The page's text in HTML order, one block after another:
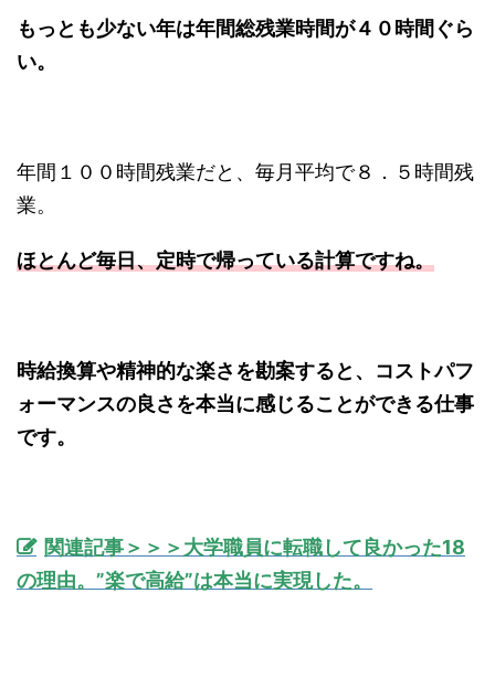
もっとも少ない年は年間総残業時間が４０時間ぐら
い。
年間１００時間残業だと、毎月平均で８．５時間残
業。
ほとんど毎日、定時で帰っている計算ですね。
時給換算や精神的な楽さを勘案すると、コストパフ
ォーマンスの良さを本当に感じることができる仕事
です。
関連記事＞＞＞大学職員に転職して良かった18
の理由。”楽で高給”は本当に実現した。